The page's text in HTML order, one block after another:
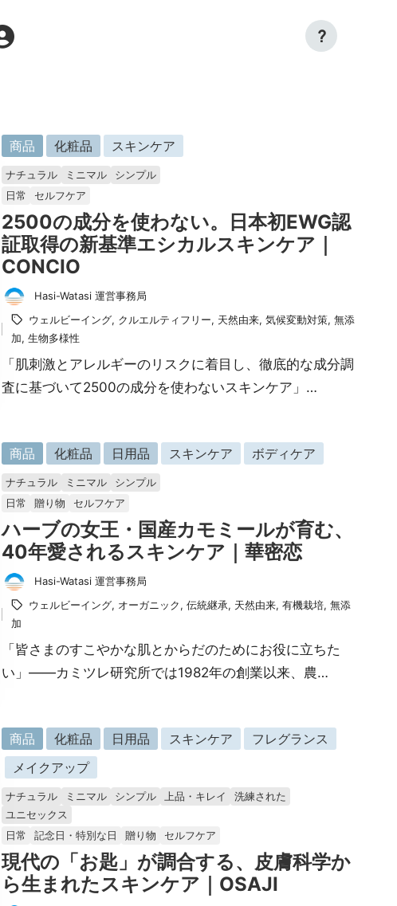
?
に
掲
載
済
み
商品 化粧品 スキンケア
ナチュラル ミニマル
シンプル
日常
セルフケア
2500の成分を使わない。日本初EWG認
証取得の新基準エシカルスキンケア｜
CONCIO
投
稿
Hasi-Watasi 運営事務局
タ
グ：ウェルビーイング, クルエルティフリー, 天然由来, 気候変動対策, 無添
加, 生物多様性
「肌刺激とアレルギーのリスクに着目し、徹底的な成分調
査に基づいて2500の成分を使わないスキンケア」…
に
掲
載
み
商品 化粧品 日用品 スキンケア ボディケア
ナチュラル ミニマル
シンプル
日常
贈り物 セルフケア
ハーブの女王・国産カモミールが育む、
40年愛されるスキンケア｜華密恋
投
稿
Hasi-Watasi 運営事務局
タ
グ：ウェルビーイング, オーガニック, 伝統継承, 天然由来, 有機栽培, 無添
加
「皆さまのすこやかな肌とからだのためにお役に立ちた
い」——カミツレ研究所では1982年の創業以来、農…
に
掲
載
済
商品 化粧品 日用品 スキンケア
フレグランス
メイクアップ
ナチュラル ミニマル シンプル 上品・キレイ
洗練された
ユニセックス
日常
記念日・特別な日 贈り物 セルフケア
現代の「お匙」が調合する、皮膚科学か
ら生まれたスキンケア｜OSAJI